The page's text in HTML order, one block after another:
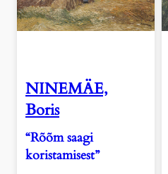
NINEMÄE,
Boris
“Rõõm saagi
koristamisest”